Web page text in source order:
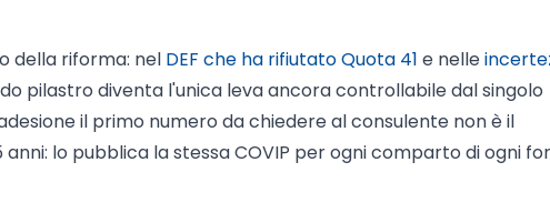
della riforma: nel DEF che ha rifiutato Quota 41 e nelle
pilastro diventa l'unica leva ancora controllabile dal singolo
il primo numero da chiedere al consulente non è il
lo pubblica la stessa COVIP per ogni comparto di ogni